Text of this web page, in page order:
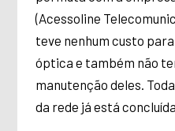
(Acessoline
teve nenhum custo
óptica e também não
manutenção deles.
da rede já está concluída.